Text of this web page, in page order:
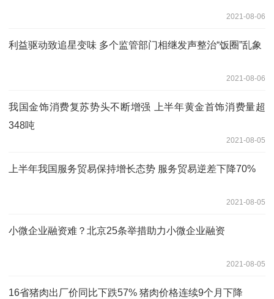
2021-08-06
利益驱动致追星变味 多个监管部门相继发声整治“饭圈”乱象
2021-08-06
我国金饰消费复苏势头不断增强 上半年黄金首饰消费量超
348吨
2021-08-05
上半年我国服务贸易保持增长态势 服务贸易逆差下降70%
2021-08-05
小微企业融资难？北京25条举措助力小微企业融资
2021-08-05
16省猪肉出厂价同比下跌57% 猪肉价格连续9个月下降